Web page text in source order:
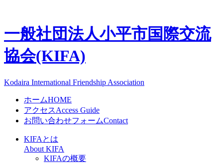
一般社団法人小平市国際交流
協会(KIFA)
Kodaira International Friendship Association
ホームHOME
アクセスAccess Guide
お問い合わせフォームContact
KIFAとは
About KIFA
KIFAの概要